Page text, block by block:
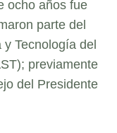
ocho años fue
parte del
Tecnología del
previamente
del Presidente